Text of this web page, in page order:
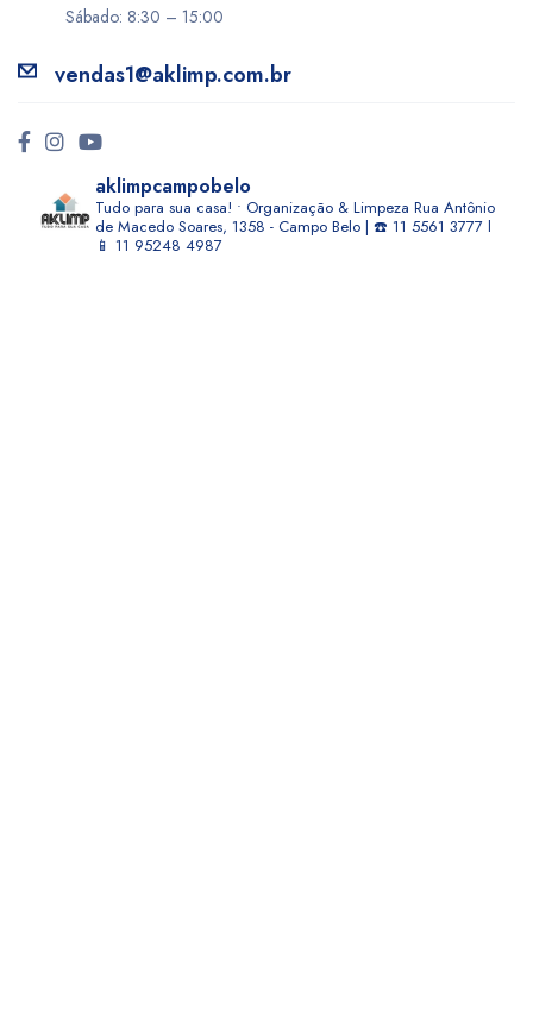
Sábado: 8:30 – 15:00
vendas1@aklimp.com.br
aklimpcampobelo
Tudo para sua casa! • Organização & Limpeza Rua Antônio
de Macedo Soares, 1358 - Campo Belo | ☎️ 11 5561 3777 l
📱 11 95248 4987